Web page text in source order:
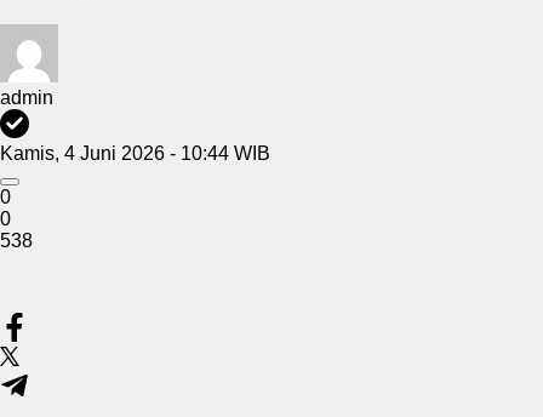
admin
Kamis, 4 Juni 2026 - 10:44 WIB
0
0
538